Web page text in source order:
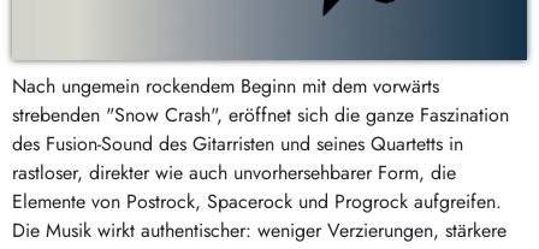
Nach ungemein rockendem Beginn mit dem vorwärts
strebenden "Snow Crash", eröffnet sich die ganze Faszination
des Fusion-Sound des Gitarristen und seines Quartetts in
rastloser, direkter wie auch unvorhersehbarer Form, die
Elemente von Postrock, Spacerock und Progrock aufgreifen.
Die Musik wirkt authentischer: weniger Verzierungen, stärkere